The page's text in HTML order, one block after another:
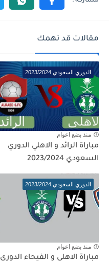
مقالات قد تهمك
الدوري السعودي 2023/2024
منذ بضع اعوام
مباراة الرائد و الاهلي الدوري
السعودي 2023/2024
الدوري السعودي 2023/2024
منذ بضع اعوام
مباراة الاهلي و الفيحاء الدوري